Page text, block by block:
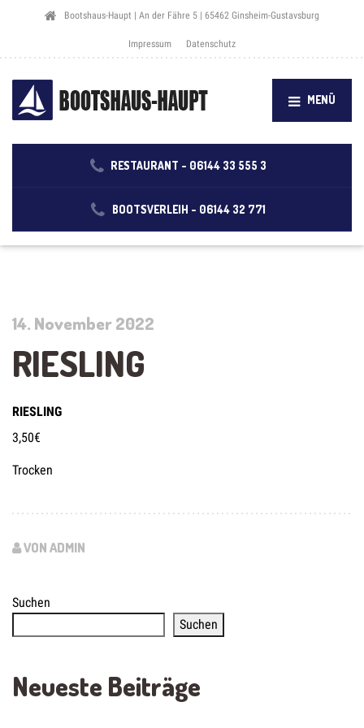
Bootshaus-Haupt | An der Fähre 5 | 65462 Ginsheim-Gustavsburg
Impressum Datenschutz
MENÜ
RESTAURANT - 06144 33 555 3
BOOTSVERLEIH - 06144 32 771
14. November 2022
RIESLING
RIESLING
3,50€
Trocken
VON ADMIN
Suchen
Suchen
Neueste Beiträge